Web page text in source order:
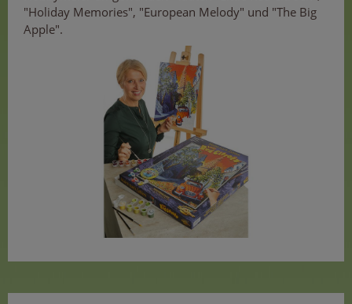
"Holiday Memories", "European Melody" und "The Big
Apple".